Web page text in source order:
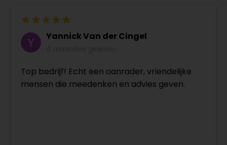
Yannick Van der Cingel
Top bedrijf! Echt een aanrader, vriendelijke
mensen die meedenken en advies geven.